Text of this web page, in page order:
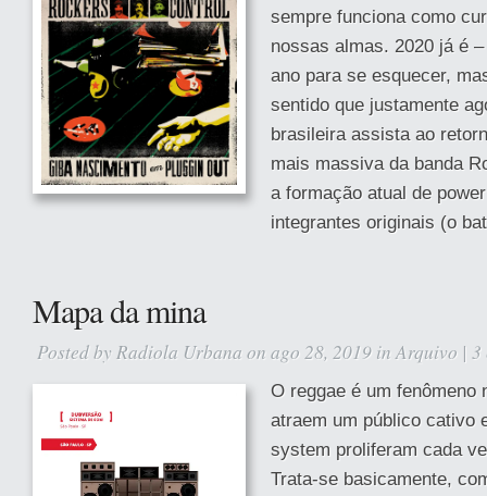
sempre funciona como
nossas almas. 2020 já é
ano para se esquecer,
sentido que justamente
brasileira assista ao
mais massiva da banda
a formação atual de
integrantes originais (o
Mapa da mina
Posted by Radiola Urbana on ago 28, 2019 inArquivo | 3
O reggae é um fenômeno
atraem um público cativo
system proliferam cada
Trata-se basicamente,